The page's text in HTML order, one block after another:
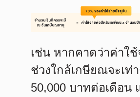
เช่น หากคาดว่าค่าใ
ช่วงใกล้เกษียณจะเท่
50,000 บาทต่อเดือน